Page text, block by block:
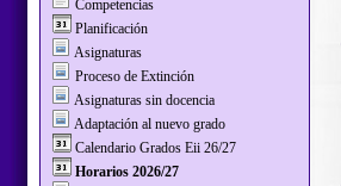
Competencias
Planificación
Asignaturas
Proceso de Extinción
Asignaturas sin docencia
Adaptación al nuevo grado
Calendario Grados Eii 26/27
Horarios 2026/27